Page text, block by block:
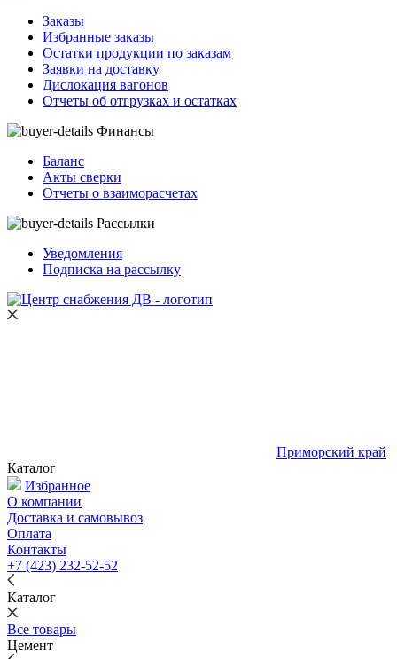
Заказы
Избранные заказы
Остатки продукции по заказам
Заявки на доставку
Дислокация вагонов
Отчеты об отгрузках и остатках
Финансы
Баланс
Акты сверки
Отчеты о взаиморасчетах
Рассылки
Уведомления
Подписка на рассылку
Приморский край
Каталог
Избранное
О компании
Доставка и самовывоз
Оплата
Контакты
+7 (423) 232-52-52
Каталог
Все товары
Цемент